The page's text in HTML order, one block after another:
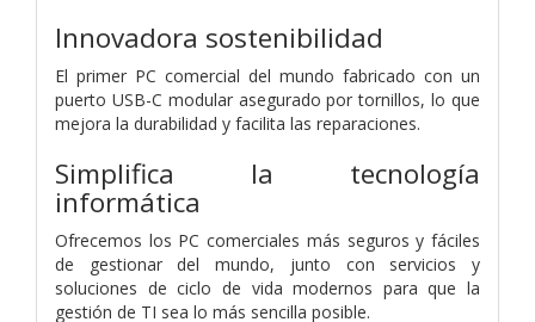
Innovadora sostenibilidad
El primer PC comercial del mundo fabricado con un
puerto USB-C modular asegurado por tornillos, lo que
mejora la durabilidad y facilita las reparaciones.
Simplifica la tecnología
informática
Ofrecemos los PC comerciales más seguros y fáciles
de gestionar del mundo, junto con servicios y
soluciones de ciclo de vida modernos para que la
gestión de TI sea lo más sencilla posible.